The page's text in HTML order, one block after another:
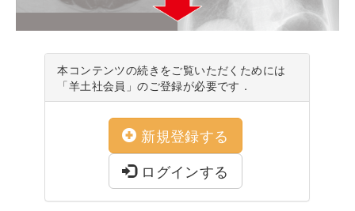
本コンテンツの続きをご覧いただくためには
「羊土社会員」のご登録が必要です．
新規登録する
ログインする